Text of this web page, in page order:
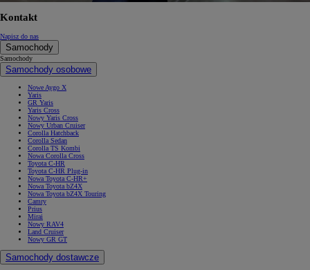
Kontakt
Napisz do nas
Samochody
Samochody
Samochody osobowe
Nowe Aygo X
Yaris
GR Yaris
Yaris Cross
Nowy Yaris Cross
Nowy Urban Cruiser
Corolla Hatchback
Corolla Sedan
Corolla TS Kombi
Nowa Corolla Cross
Toyota C-HR
Toyota C-HR Plug-in
Nowa Toyota C-HR+
Nowa Toyota bZ4X
Nowa Toyota bZ4X Touring
Camry
Prius
Mirai
Nowy RAV4
Land Cruiser
Nowy GR GT
Samochody dostawcze